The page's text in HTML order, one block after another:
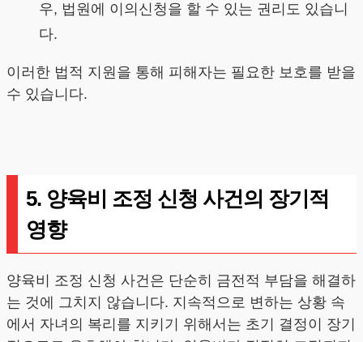
우, 법원에 이의신청을 할 수 있는 권리도 있습니
다.
이러한 법적 지원을 통해 피해자는 필요한 보호를 받을
수 있습니다.
5. 양육비 조정 신청 사건의 장기적
영향
양육비 조정 신청 사건은 단순히 금전적 부담을 해결하
는 것에 그치지 않습니다. 지속적으로 변하는 상황 속
에서 자녀의 복리를 지키기 위해서는 초기 결정이 장기